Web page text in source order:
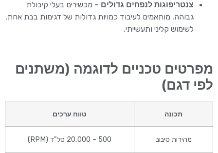
צנטריפוגות לנפחים גדולים – מכשירים בעלי קיבולת
גבוהה, מותאמים לעיבוד כמויות גדולות של דגימות בבת אחת,
לשימוש קליני ותעשייתי.
מפרטים טכניים לדוגמה (משתנים
לפי דגם)
תכונה טווח ערכים
מהירות סיבוב 500 – 20,000 סל"ד (RPM)